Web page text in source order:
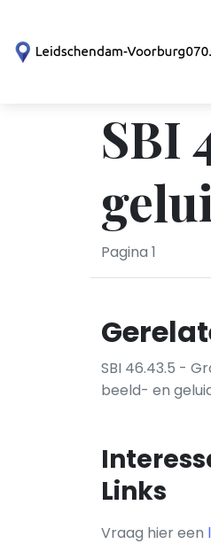
SBI
Pagina 1
SBI 46.43.5 -
beeld- en
Links
Vraag hier een